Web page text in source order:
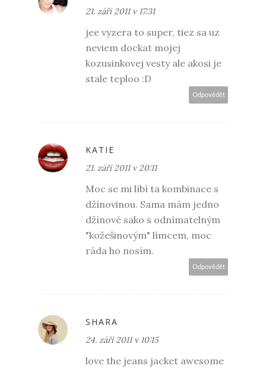
21. září 2011 v 17:31
jee vyzera to super, tiez sa uz
neviem dockat mojej
kozusinkovej vesty ale akosi je
stale teploo :D
Odpovědět
KATIE
21. září 2011 v 20:11
Moc se mi líbí ta kombinace s
džínovinou. Sama mám jedno
džínové sako s odnímatelným
"kožešinovým" límcem, moc
ráda ho nosím.
Odpovědět
SHARA
24. září 2011 v 10:15
love the jeans jacket awesome